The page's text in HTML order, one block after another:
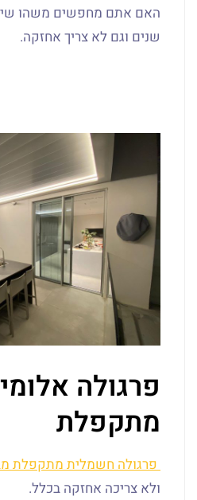
האם אתם מחפשים משהו
שנים וגם לא צריך אחזקה.
פרגולה
מתקפלת
פרגולה חשמלית מתקפלת
ולא צריכה אחזקה בכלל.